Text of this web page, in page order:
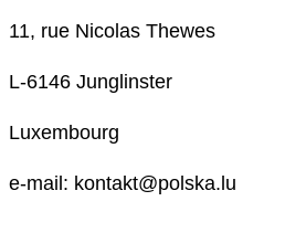
11, rue Nicolas Thewes
L-6146 Junglinster
Luxembourg
e-mail: kontakt@polska.lu